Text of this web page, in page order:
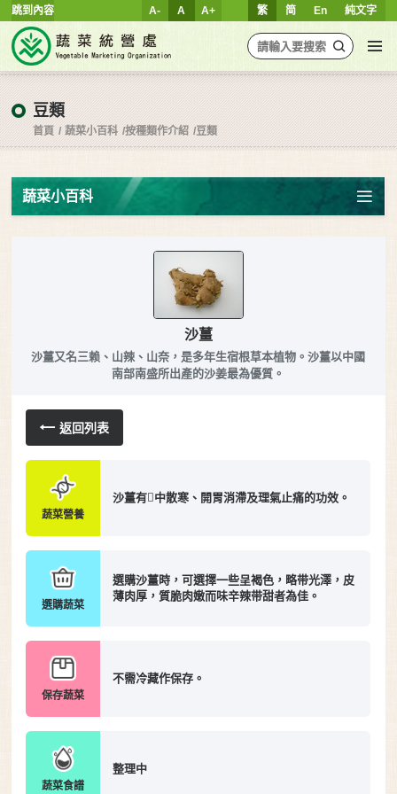
跳到內容 繁 简 En 純文字
A- A A+
豆類
首頁 蔬菜小百科 按種類作介紹 豆類
蔬菜小百科
沙薑
沙薑又名三赖、山辣、山奈，是多年生宿根草本植物。沙薑以中國
南部南盛所出產的沙姜最為優質。
返回列表
蔬菜營養
沙薑有中散寒、開胃消滯及理氣止痛的功效。
選購蔬菜
選購沙薑時，可選擇一些呈褐色，略带光澤，皮
薄肉厚，質脆肉嫩而味辛辣带甜者為佳。
保存蔬菜
不需冷藏作保存。
蔬菜食譜
整理中